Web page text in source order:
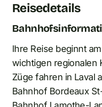
Reisedetails
Ihre Reise beginnt
wichtigen regionalen
Züge fahren in Laval
Bahnhof Bordeaux